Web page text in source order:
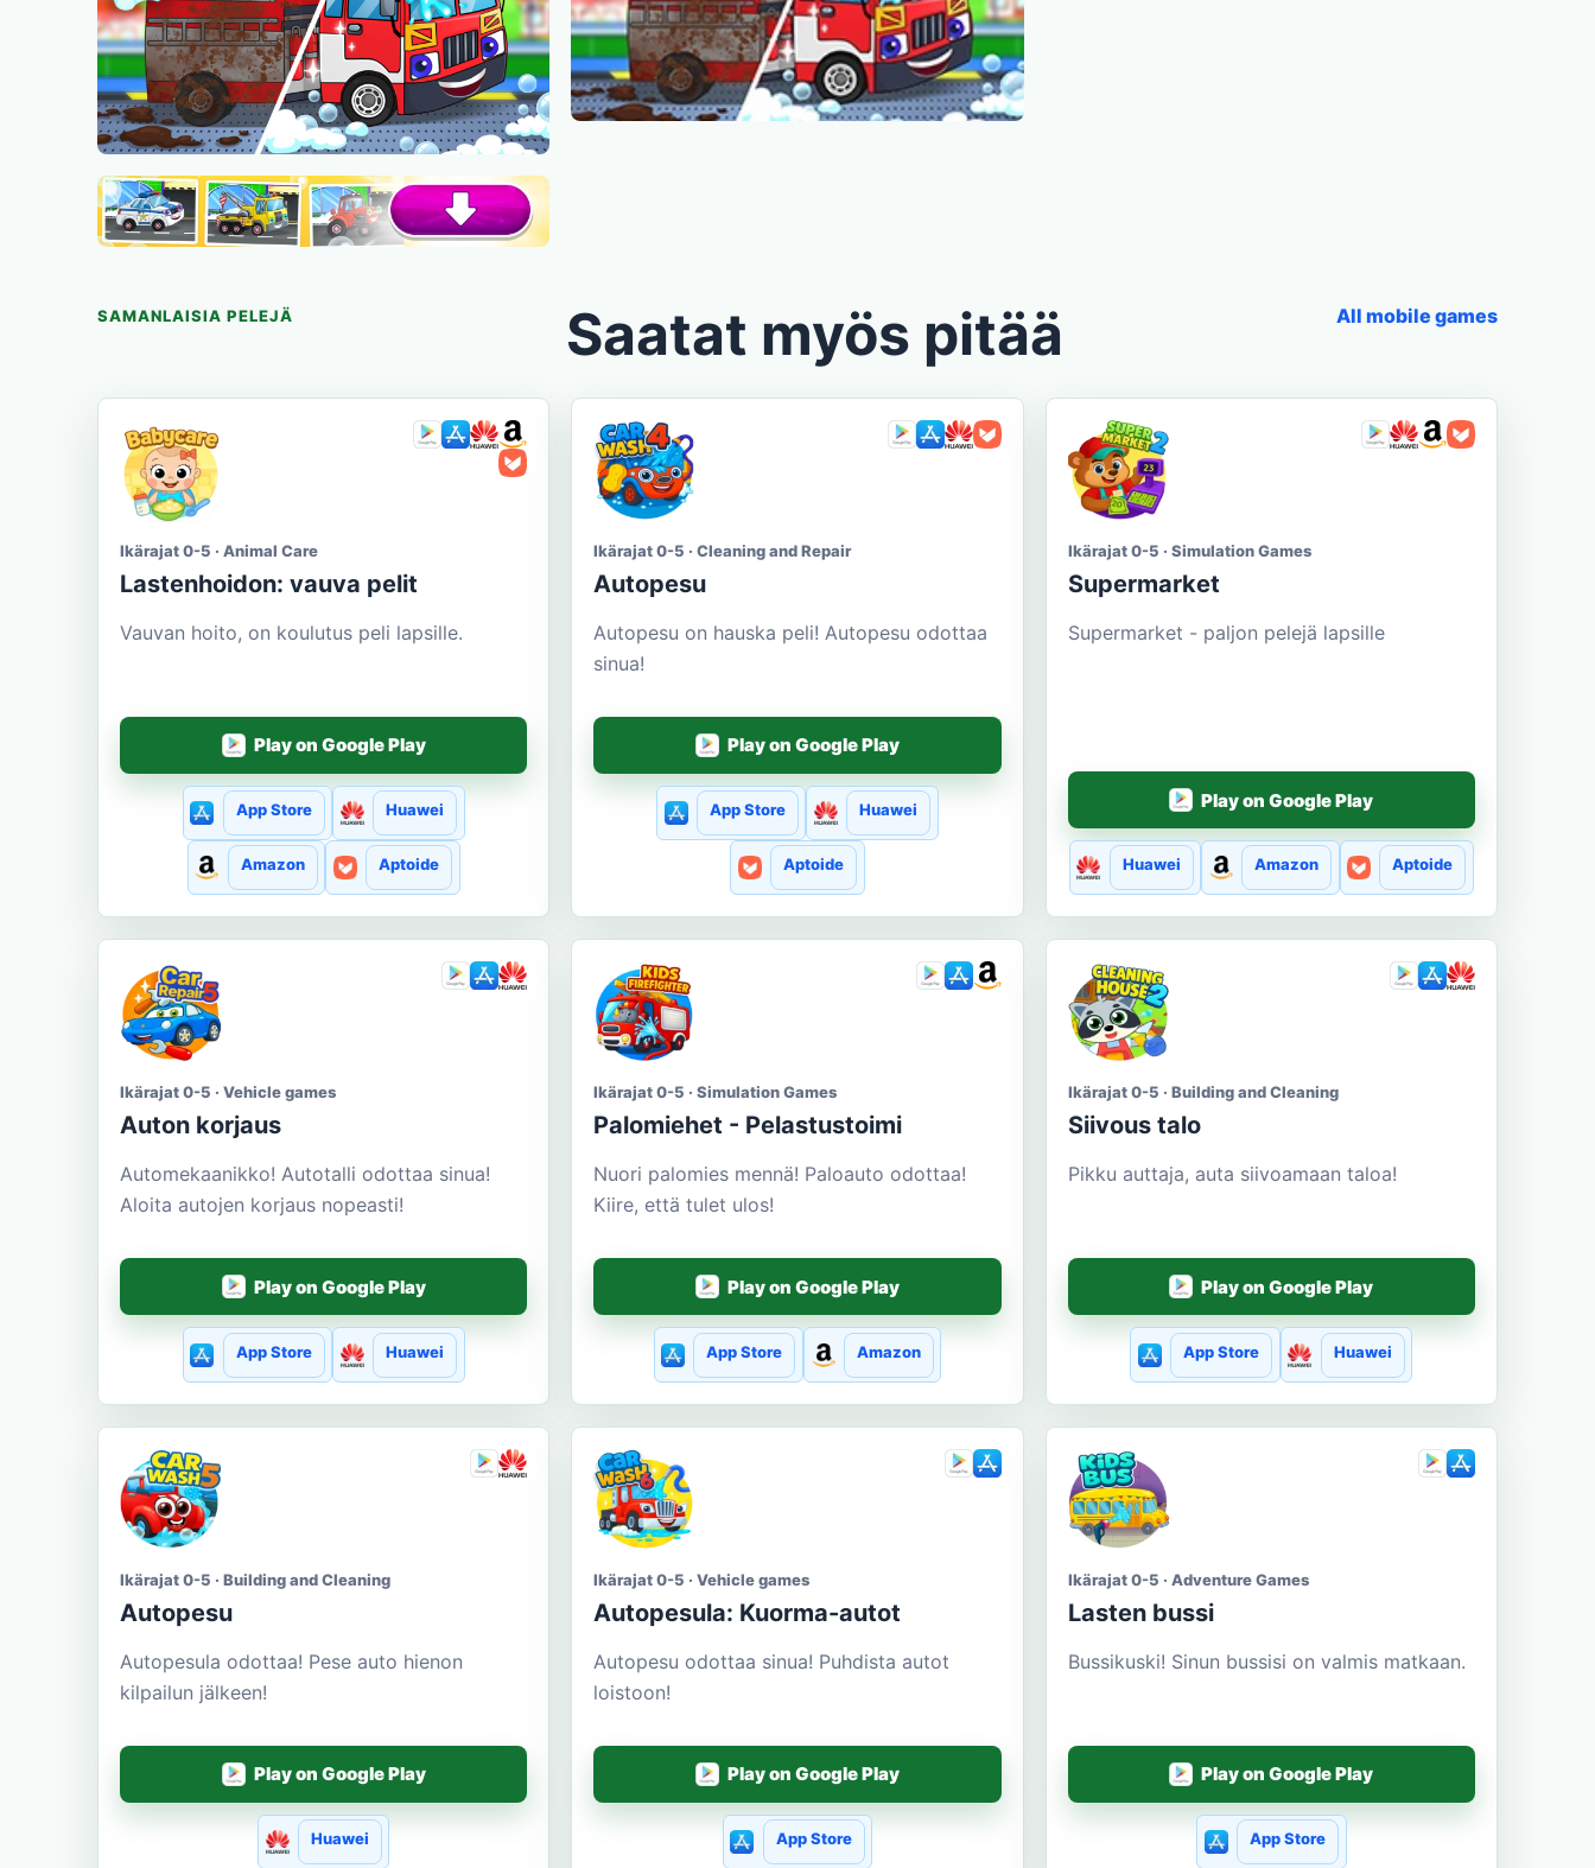
SAMANLAISIA PELEJÄ Saatat myös pitää All mobile games
Ikärajat 0-5 · Animal Care
Lastenhoidon: vauva pelit
Vauvan hoito, on koulutus peli lapsille.
Play on Google Play
App Store Huawei
Amazon Aptoide
Ikärajat 0-5 · Cleaning and Repair
Autopesu
Autopesu on hauska peli! Autopesu odottaa
sinua!
Play on Google Play
App Store Huawei
Aptoide
Ikärajat 0-5 · Simulation Games
Supermarket
Supermarket - paljon pelejä lapsille
Play on Google Play
Huawei Amazon Aptoide
Ikärajat 0-5 · Vehicle games
Auton korjaus
Automekaanikko! Autotalli odottaa sinua!
Aloita autojen korjaus nopeasti!
Play on Google Play
App Store Huawei
Ikärajat 0-5 · Simulation Games
Palomiehet - Pelastustoimi
Nuori palomies mennä! Paloauto odottaa!
Kiire, että tulet ulos!
Play on Google Play
App Store Amazon
Ikärajat 0-5 · Building and Cleaning
Siivous talo
Pikku auttaja, auta siivoamaan taloa!
Play on Google Play
App Store Huawei
Ikärajat 0-5 · Building and Cleaning
Autopesu
Autopesula odottaa! Pese auto hienon
kilpailun jälkeen!
Play on Google Play
Huawei
Ikärajat 0-5 · Vehicle games
Autopesula: Kuorma-autot
Autopesu odottaa sinua! Puhdista autot
loistoon!
Play on Google Play
App Store
Ikärajat 0-5 · Adventure Games
Lasten bussi
Bussikuski! Sinun bussisi on valmis matkaan.
Play on Google Play
App Store